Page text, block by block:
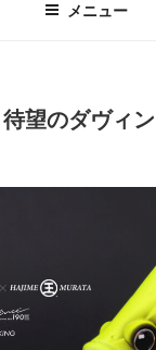
メニュー
望のダヴィ